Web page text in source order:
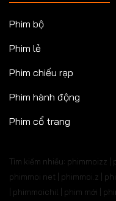
Phim bộ
Phim lẻ
Phim chiếu rạp
Phim hành động
Phim cổ trang
Tìm kiếm nhiều: phimmoizz |
phimmoi net | phimmoi.z |
| phimmoichil | phim mới |